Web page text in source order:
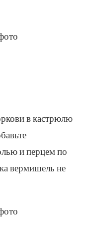
в кастрюлю
и перцем по
вермишель не